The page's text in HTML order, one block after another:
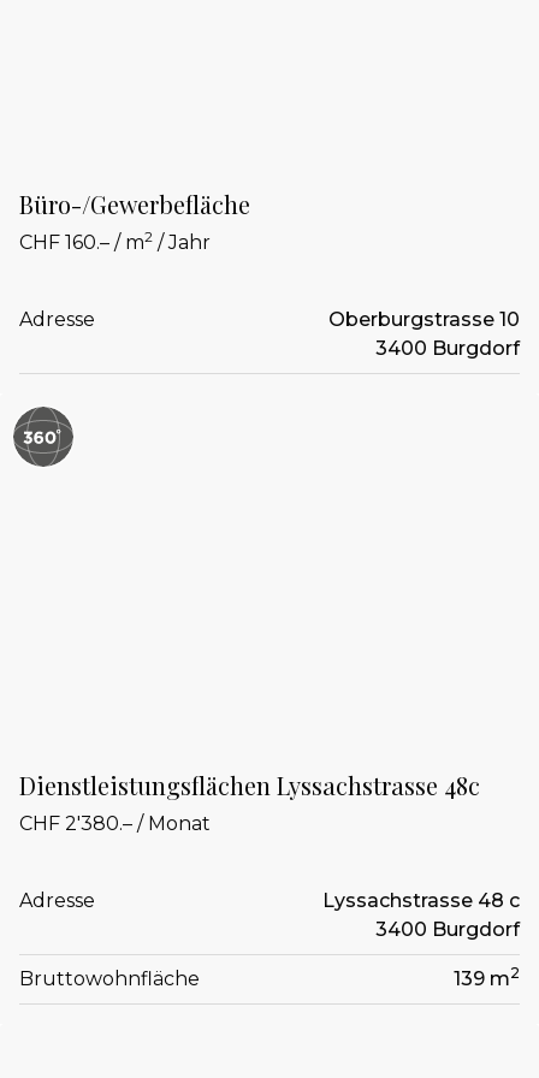
Büro-/Gewerbefläche
CHF 160.– / m2 / Jahr
Adresse
Oberburgstrasse 10
3400 Burgdorf
Dienstleistungsflächen Lyssachstrasse 48c
CHF 2'380.– / Monat
Adresse
Lyssachstrasse 48 c
3400 Burgdorf
Bruttowohnfläche 139 m2